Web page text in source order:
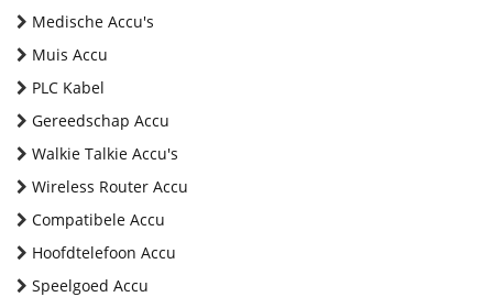
Medische Accu's
Muis Accu
PLC Kabel
Gereedschap Accu
Walkie Talkie Accu's
Wireless Router Accu
Compatibele Accu
Hoofdtelefoon Accu
Speelgoed Accu